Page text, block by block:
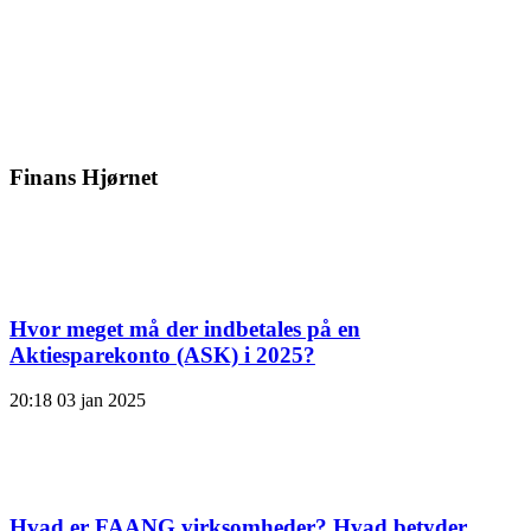
Finans Hjørnet
Hvor meget må der indbetales på en
Aktiesparekonto (ASK) i 2025?
20:18 03 jan 2025